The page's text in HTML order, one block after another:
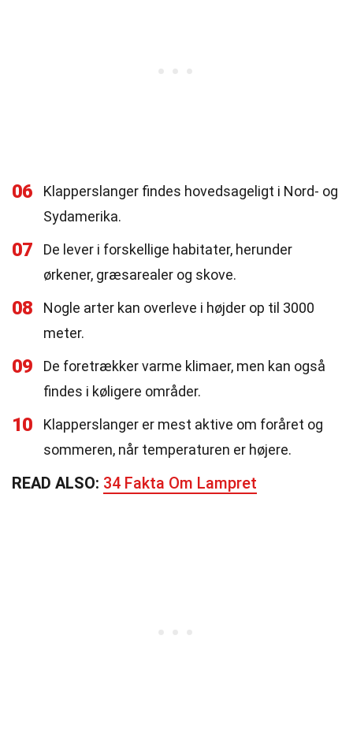
06
Klapperslanger findes hovedsageligt i Nord- og
Sydamerika.
07
De lever i forskellige habitater, herunder
ørkener, græsarealer og skove.
08
Nogle arter kan overleve i højder op til 3000
meter.
09
De foretrækker varme klimaer, men kan også
findes i køligere områder.
10
Klapperslanger er mest aktive om foråret og
sommeren, når temperaturen er højere.
READ ALSO: 34 Fakta Om Lampret